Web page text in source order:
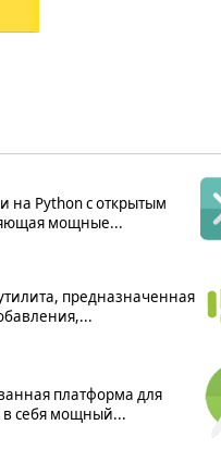
на Python с открытым
мощные...
предназначенная
платформа для
в себя мощный...